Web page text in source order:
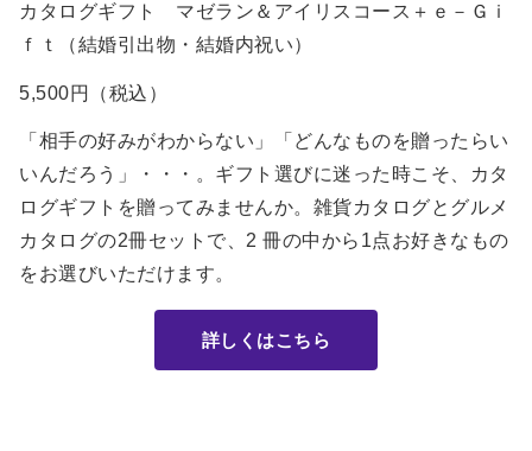
カタログギフト マゼラン＆アイリスコース＋ｅ－Ｇｉ
ｆｔ（結婚引出物・結婚内祝い）
5,500円（税込）
「相手の好みがわからない」「どんなものを贈ったらい
いんだろう」・・・。ギフト選びに迷った時こそ、カタ
ログギフトを贈ってみませんか。雑貨カタログとグルメ
カタログの2冊セットで、2 冊の中から1点お好きなもの
をお選びいただけます。
詳しくはこちら